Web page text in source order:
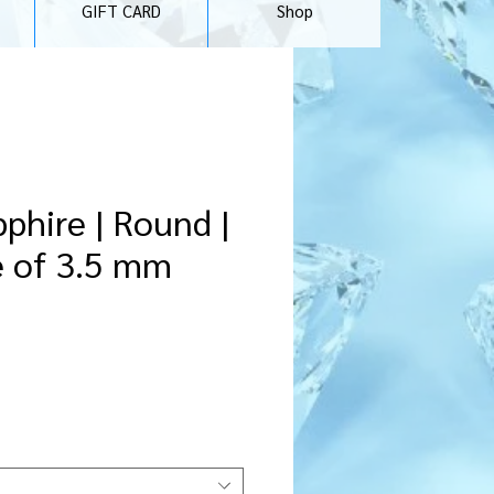
GIFT CARD Shop
| Round |
of 3.5 mm